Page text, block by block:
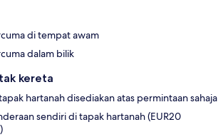
di tempat awam
dalam bilik
kereta
hartanah disediakan atas permintaan sahaja
sendiri di tapak hartanah (EUR20